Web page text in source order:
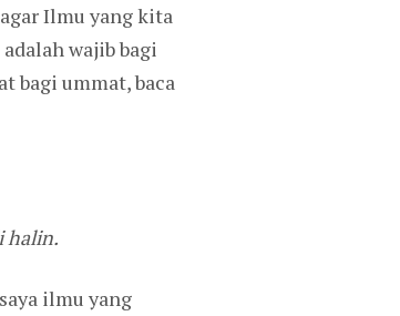
Ilmu yang kita
wajib bagi
bagi ummat, baca
halin.
ilmu yang